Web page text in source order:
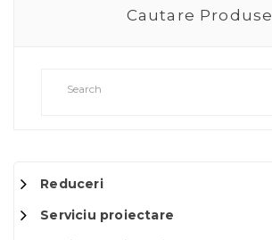
Cautare Produse
Reduceri
Serviciu proiectare